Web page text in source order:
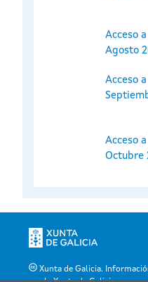
Acceso
Agosto
Acceso
Acceso
Octubre
Xunta de Galicia.